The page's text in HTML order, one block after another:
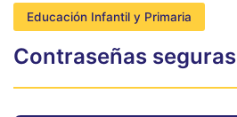
Educación Infantil y Primaria
Contraseñas seguras